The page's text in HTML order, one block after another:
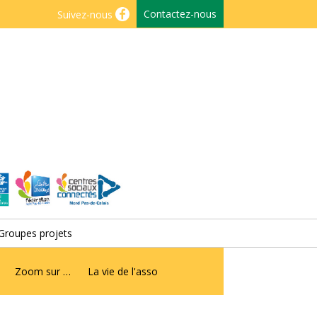
Suivez-nous Contactez-nous
projets
Zoom sur … La vie de l'asso